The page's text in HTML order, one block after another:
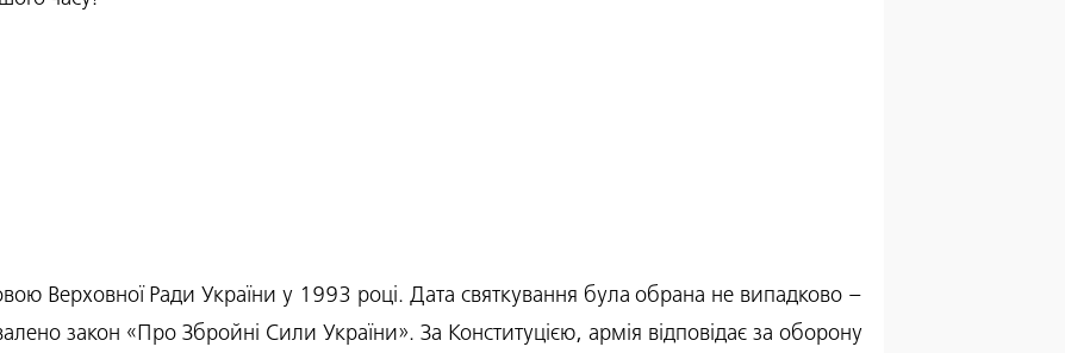
Верховної Ради України у 1993 році. Дата святкування була обрана не випадково –
закон «Про Збройні Сили України». За Конституцією, армія відповідає за оборону